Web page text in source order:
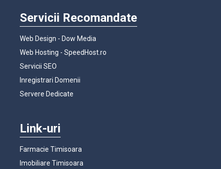
Servicii Recomandate
Web Design - Dow Media
Web Hosting - SpeedHost.ro
Servicii SEO
Inregistrari Domenii
Servere Dedicate
Link-uri
Farmacie Timisoara
Imobiliare Timisoara